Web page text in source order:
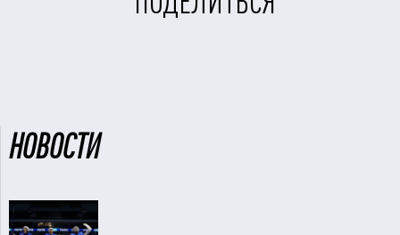
НОВОСТИ